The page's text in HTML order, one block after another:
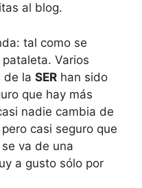
al blog.
tal como se
Varios
de la SER han sido
que hay más
nadie cambia de
casi seguro que
va de una
a gusto sólo por